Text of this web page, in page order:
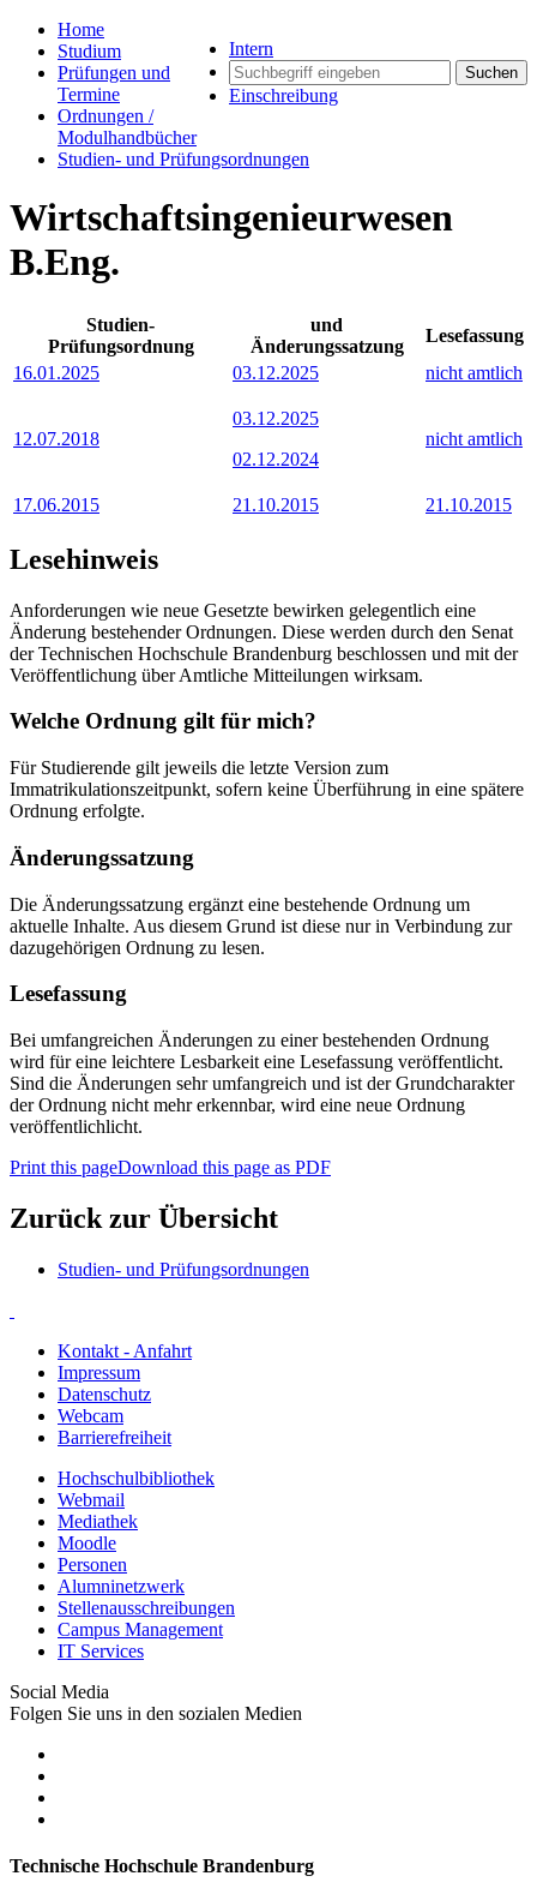
Intern
Suchen
Einschreibung
Home
Studium
Prüfungen und
Termine
Ordnungen /
Modulhandbücher
Studien- und Prüfungsordnungen
Wirtschaftsingenieurwesen
B.Eng.
Studien-
Prüfungsordnung
und
Änderungssatzung
Lesefassung
16.01.2025
03.12.2025 nicht amtlich
12.07.2018
03.12.2025
02.12.2024
nicht amtlich
17.06.2015 21.10.2015 21.10.2015
Lesehinweis
Anforderungen wie neue Gesetzte bewirken gelegentlich eine
Änderung bestehender Ordnungen. Diese werden durch den Senat
der Technischen Hochschule Brandenburg beschlossen und mit der
Veröffentlichung über Amtliche Mitteilungen wirksam.
Welche Ordnung gilt für mich?
Für Studierende gilt jeweils die letzte Version zum
Immatrikulationszeitpunkt, sofern keine Überführung in eine spätere
Ordnung erfolgte.
Änderungssatzung
Die Änderungssatzung ergänzt eine bestehende Ordnung um
aktuelle Inhalte. Aus diesem Grund ist diese nur in Verbindung zur
dazugehörigen Ordnung zu lesen.
Lesefassung
Bei umfangreichen Änderungen zu einer bestehenden Ordnung
wird für eine leichtere Lesbarkeit eine Lesefassung veröffentlicht.
Sind die Änderungen sehr umfangreich und ist der Grundcharakter
der Ordnung nicht mehr erkennbar, wird eine neue Ordnung
veröffentlichlicht.
Print this pageDownload this page as PDF
Zurück zur Übersicht
Studien- und Prüfungsordnungen
Kontakt - Anfahrt
Impressum
Datenschutz
Webcam
Barrierefreiheit
Hochschulbibliothek
Webmail
Mediathek
Moodle
Personen
Alumninetzwerk
Stellenausschreibungen
Campus Management
IT Services
Social Media
Folgen Sie uns in den sozialen Medien
Technische Hochschule Brandenburg